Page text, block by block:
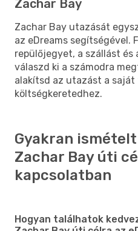
Zachar Bay
Zachar Bay utazását
az eDreams segítségével.
repülőjegyet, a szállást és
válaszd ki a számodra
alakítsd az utazást a
költségkeretedhez.
Gyakran
Zachar Bay úti
kapcsolatban
Hogyan találhatok